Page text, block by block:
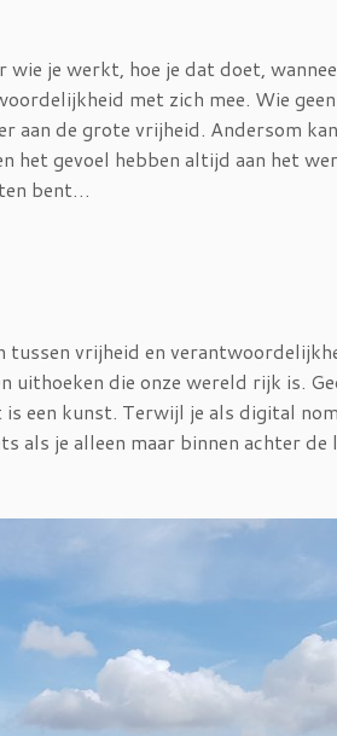
je werkt, hoe je dat doet,
met zich mee. Wie
aan de grote vrijheid. Andersom
het gevoel hebben altijd aan het
bent…
tussen vrijheid en
uithoeken die onze wereld rijk is.
is een kunst. Terwijl je als digital
als je alleen maar binnen achter